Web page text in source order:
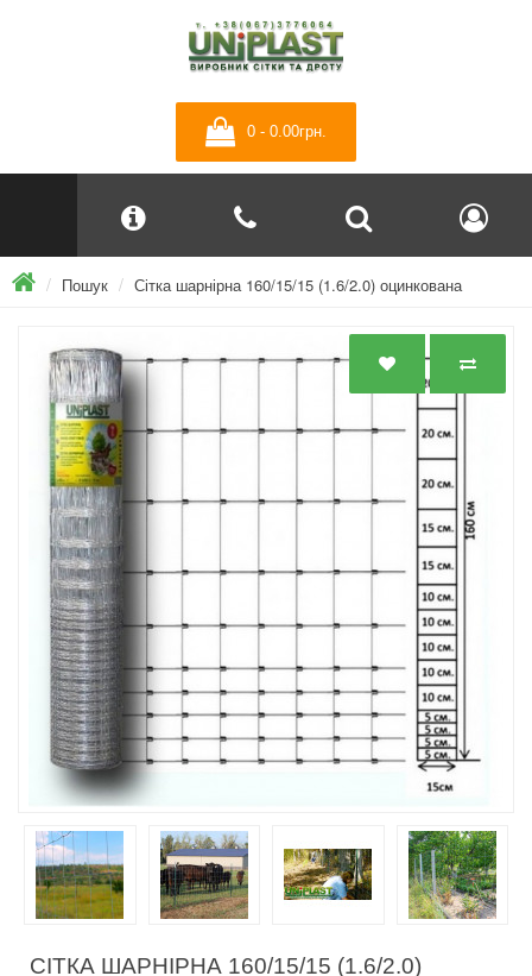
0 - 0.00грн.
Пошук Сітка шарнірна 160/15/15 (1.6/2.0) оцинкована
СІТКА ШАРНІРНА 160/15/15 (1.6/2.0)